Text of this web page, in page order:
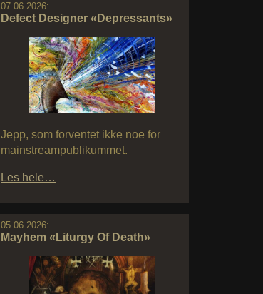
07.06.2026:
Defect Designer «Depressants»
Jepp, som forventet ikke noe for
mainstreampublikummet.
Les hele…
05.06.2026:
Mayhem «Liturgy Of Death»